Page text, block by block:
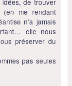
de trouver
(en me rendant
n’a jamais
elle nous
préserver du
pas seules